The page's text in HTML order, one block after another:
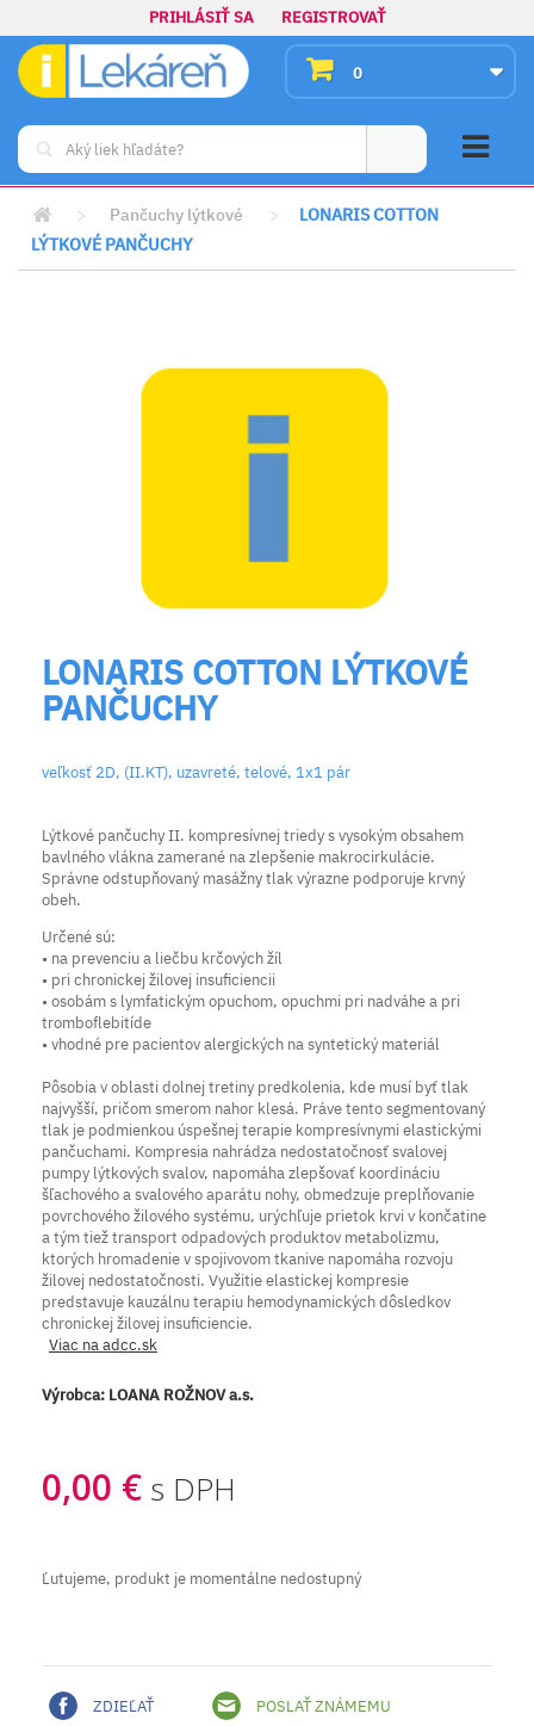
PRIHLÁSIŤ SA REGISTROVAŤ
0
> Pančuchy lýtkové >
LONARIS COTTON
LÝTKOVÉ PANČUCHY
LONARIS COTTON LÝTKOVÉ
PANČUCHY
veľkosť 2D, (II.KT), uzavreté, telové, 1x1 pár
Lýtkové pančuchy II. kompresívnej triedy s vysokým obsahem
bavlného vlákna zamerané na zlepšenie makrocirkulácie.
Správne odstupňovaný masážny tlak výrazne podporuje krvný
obeh.
Určené sú:
• na prevenciu a liečbu krčových žíl
• pri chronickej žilovej insuficiencii
• osobám s lymfatickým opuchom, opuchmi pri nadváhe a pri
tromboflebitíde
• vhodné pre pacientov alergických na syntetický materiál
Pôsobia v oblasti dolnej tretiny predkolenia, kde musí byť tlak
najvyšší, pričom smerom nahor klesá. Práve tento segmentovaný
tlak je podmienkou úspešnej terapie kompresívnymi elastickými
pančuchami. Kompresia nahrádza nedostatočnosť svalovej
pumpy lýtkových svalov, napomáha zlepšovať koordináciu
šľachového a svalového aparátu nohy, obmedzuje preplňovanie
povrchového žilového systému, urýchľuje prietok krvi v končatine
a tým tiež transport odpadových produktov metabolizmu,
ktorých hromadenie v spojivovom tkanive napomáha rozvoju
žilovej nedostatočnosti. Využitie elastickej kompresie
predstavuje kauzálnu terapiu hemodynamických dôsledkov
chronickej žilovej insuficiencie.
Viac na adcc.sk
Výrobca: LOANA ROŽNOV a.s.
0,00 € s DPH
Ľutujeme, produkt je momentálne nedostupný
ZDIEĽAŤ POSLAŤ ZNÁMEMU